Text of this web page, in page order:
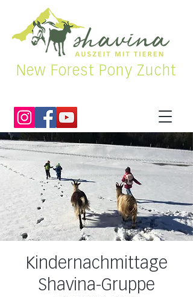
New Forest Pony Zucht
Kindernachmittage
Shavina-Gruppe